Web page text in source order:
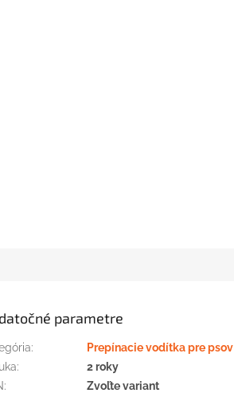
parametre
:
Prepínacie vodítka pre psov
:
2 roky
:
Zvoľte variant